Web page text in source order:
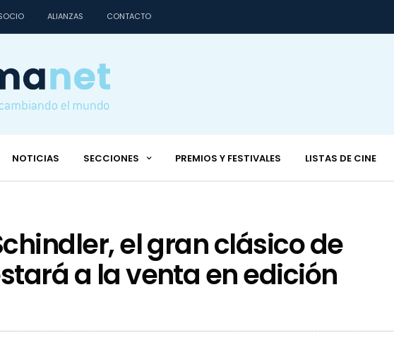
ALIANZAS CONTACTO
NOTICIAS SECCIONES PREMIOS Y FESTIVALES LISTAS DE CINE
el gran clásico de
a la venta en edición